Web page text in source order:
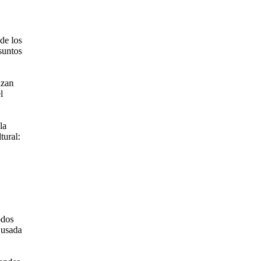
los